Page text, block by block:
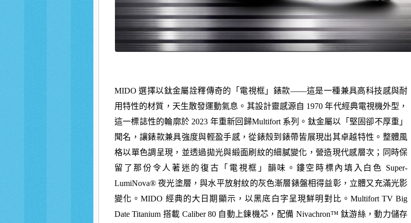
MIDO 選擇以鈦金屬詮釋傳奇的「電視框」錶款——這是一種兼具高科技感與耐
用特性的材質，天生散發運動氣息。其設計靈感源自 1970 年代經典電視機外型，
這一標誌性的輪廓於 2023 年重新回歸Multifort 系列。鈦金屬以「堅固卻不厚重」
聞名，讓錶款兼具強度與輕盈手感，從錶殼到錶帶皆展現出其卓越特性。整體風
格以單色調呈現，並透過拋光與緞面刷紋的細膩變化，營造現代感層次；同時保
留了那份令人著迷的復古「電視框」韻味。鏤空時標內填入白色 Super-
LumiNova® 夜光塗層，與水平放射紋的灰色漸層錶盤相得益彰，立體又充滿光影
變化。MIDO 經典的大日期顯示，以黑底白字呈現鮮明對比。Multifort TV Big
Date Titanium 搭載 Caliber 80 自動上鍊機芯，配備 Nivachron™ 鈦游絲，動力儲存